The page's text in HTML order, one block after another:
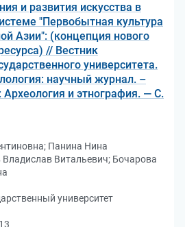
и развития искусства в
"Первобытная культура
Азии": (концепция нового
// Вестник
университета.
научный журнал. –
и этнография. — С.
Панина Нина
Витальевич; Бочарова
университет